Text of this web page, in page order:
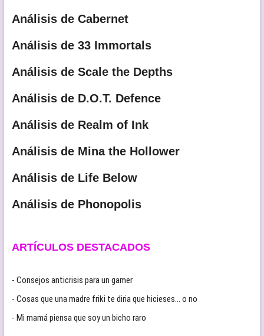
Análisis de Cabernet
Análisis de 33 Immortals
Análisis de Scale the Depths
Análisis de D.O.T. Defence
Análisis de Realm of Ink
Análisis de Mina the Hollower
Análisis de Life Below
Análisis de Phonopolis
ARTÍCULOS DESTACADOS
- Consejos anticrisis para un gamer
- Cosas que una madre friki te diria que hicieses… o no
- Mi mamá piensa que soy un bicho raro